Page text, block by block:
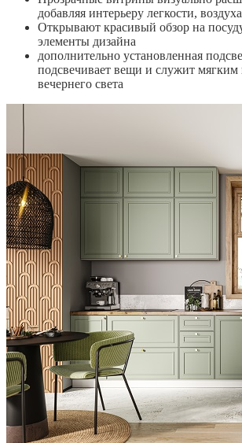
добавляя интерьеру легкости,
Открывают красивый обзор на
элементы дизайна
дополнительно установленная
подсвечивает вещи и служит мягким
вечернего света